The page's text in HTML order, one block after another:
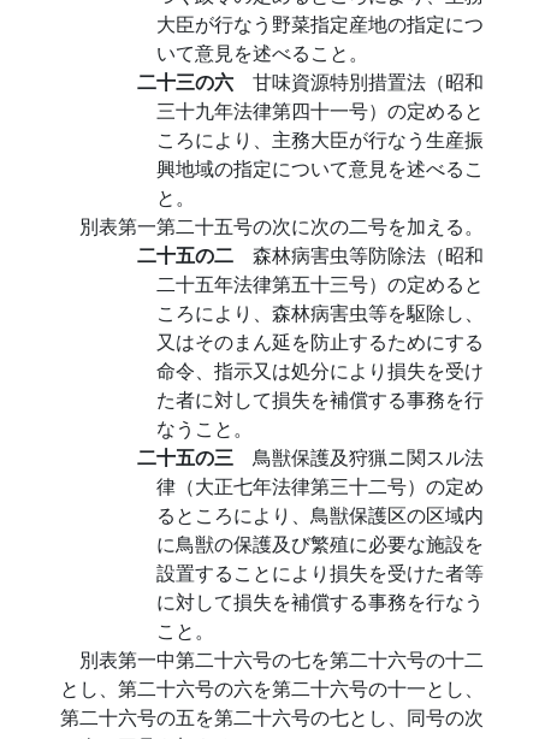
大臣が行なう野菜指定産地の指定につ
いて意見を述べること。
二十三の六 甘味資源特別措置法（昭和
三十九年法律第四十一号）の定めると
ころにより、主務大臣が行なう生産振
興地域の指定について意見を述べるこ
と。
別表第一第二十五号の次に次の二号を加える。
二十五の二 森林病害虫等防除法（昭和
二十五年法律第五十三号）の定めると
ころにより、森林病害虫等を駆除し、
又はそのまん延を防止するためにする
命令、指示又は処分により損失を受け
た者に対して損失を補償する事務を行
なうこと。
二十五の三 鳥獣保護及狩猟ニ関スル法
律（大正七年法律第三十二号）の定め
るところにより、鳥獣保護区の区域内
に鳥獣の保護及び繁殖に必要な施設を
設置することにより損失を受けた者等
に対して損失を補償する事務を行なう
こと。
別表第一中第二十六号の七を第二十六号の十二
とし、第二十六号の六を第二十六号の十一とし、
第二十六号の五を第二十六号の七とし、同号の次